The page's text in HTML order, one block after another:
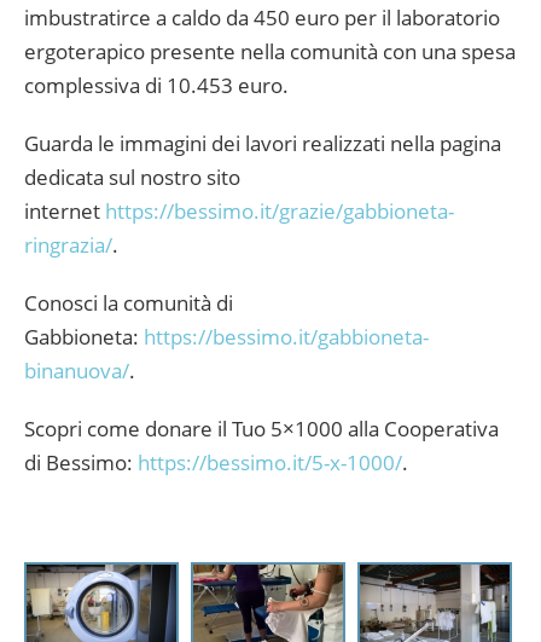
imbustratirce a caldo da 450 euro per il laboratorio
ergoterapico presente nella comunità con una spesa
complessiva di 10.453 euro.
Guarda le immagini dei lavori realizzati nella pagina
dedicata sul nostro sito
internet https://bessimo.it/grazie/gabbioneta-
ringrazia/.
Conosci la comunità di
Gabbioneta: https://bessimo.it/gabbioneta-
binanuova/.
Scopri come donare il Tuo 5×1000 alla Cooperativa
di Bessimo: https://bessimo.it/5-x-1000/.